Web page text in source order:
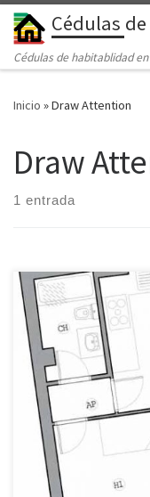
Saltar al contenido
Cédulas
Cédulas de habitablidad
Inicio »Draw Attention
Draw
1 entrada